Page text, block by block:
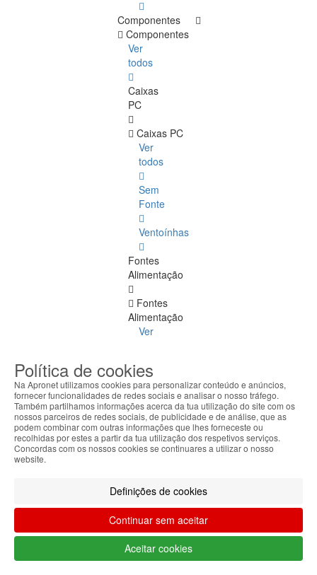
Componentes
Componentes
Ver
todos
Caixas
PC
Caixas PC
Ver
todos
Sem
Fonte
Ventoínhas
Fontes
Alimentação
Fontes
Alimentação
Ver
Mini-
ITX
Micro-
ATX
Outros
Motherboards
Motherboards
Política de cookies
Na Apronet utilizamos cookies para personalizar conteúdo e anúncios,
fornecer funcionalidades de redes sociais e analisar o nosso tráfego.
Também partilhamos informações acerca da tua utilização do site com os
nossos parceiros de redes sociais, de publicidade e de análise, que as
podem combinar com outras informações que lhes forneceste ou
recolhidas por estes a partir da tua utilização dos respetivos serviços.
Concordas com os nossos cookies se continuares a utilizar o nosso
website.
Definições de cookies
Continuar sem aceitar
Aceitar cookies